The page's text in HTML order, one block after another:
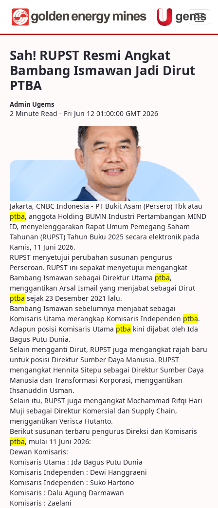
Sah! RUPST Resmi Angkat Bambang
Sah! RUPST Resmi Angkat
Bambang Ismawan Jadi Dirut
PTBA
Admin Ugems
2 Minute Read - Fri Jun 12 01:00:00 GMT 2026
Jakarta, CNBC Indonesia - PT Bukit Asam (Persero) Tbk atau
ptba, anggota Holding BUMN Industri Pertambangan MIND
ID, menyelenggarakan Rapat Umum Pemegang Saham
Tahunan (RUPST) Tahun Buku 2025 secara elektronik pada
Kamis, 11 Juni 2026.
RUPST menyetujui perubahan susunan pengurus
Perseroan. RUPST ini sepakat menyetujui mengangkat
Bambang Ismawan sebagai Direktur Utama ptba,
menggantikan Arsal Ismail yang menjabat sebagai Dirut
ptba sejak 23 Desember 2021 lalu.
Bambang Ismawan sebelumnya menjabat sebagai
Komisaris Utama merangkap Komisaris Independen ptba.
Adapun posisi Komisaris Utama ptba kini dijabat oleh Ida
Bagus Putu Dunia.
Selain mengganti Dirut, RUPST juga mengangkat rajah baru
untuk posisi Direktur Sumber Daya Manusia. RUPST
mengangkat Hennita Sitepu sebagai Direktur Sumber Daya
Manusia dan Transformasi Korporasi, menggantikan
Ihsanuddin Usman.
Selain itu, RUPST juga mengangkat Mochammad Rifqi Hari
Muji sebagai Direktur Komersial dan Supply Chain,
menggantikan Verisca Hutanto.
Berikut susunan terbaru pengurus Direksi dan Komisaris
ptba, mulai 11 Juni 2026:
Dewan Komisaris:
Komisaris Utama : Ida Bagus Putu Dunia
Komisaris Independen : Dewi Hanggraeni
Komisaris Independen : Suko Hartono
Komisaris : Dalu Agung Darmawan
Komisaris : Zaelani